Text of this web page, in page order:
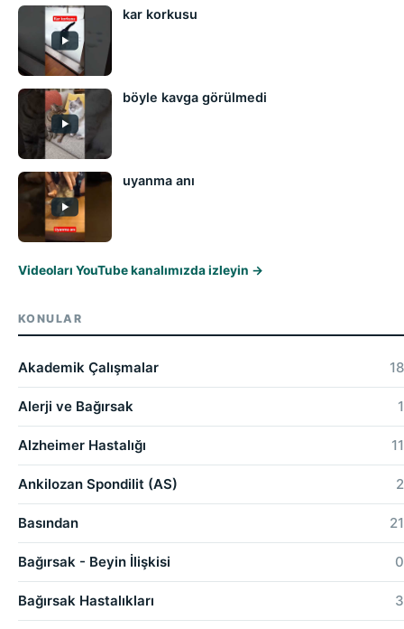
kar korkusu
böyle kavga görülmedi
uyanma anı
Videoları YouTube kanalımızda izleyin →
KONULAR
Akademik Çalışmalar 18
Alerji ve Bağırsak 1
Alzheimer Hastalığı 11
Ankilozan Spondilit (AS) 2
Basından 21
Bağırsak - Beyin İlişkisi 0
Bağırsak Hastalıkları 3